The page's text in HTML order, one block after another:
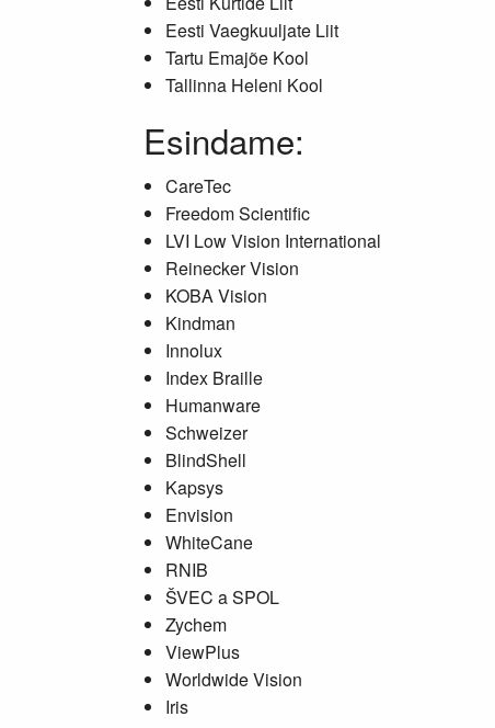
Eesti Vaegkuuljate Liit
Tartu Emajõe Kool
Tallinna Heleni Kool
Esindame:
CareTec
Freedom Scientific
LVI Low Vision International
Reinecker Vision
KOBA Vision
Kindman
Innolux
Index Braille
Humanware
Schweizer
BlindShell
Kapsys
Envision
WhiteCane
RNIB
ŠVEC a SPOL
Zychem
ViewPlus
Worldwide Vision
Iris